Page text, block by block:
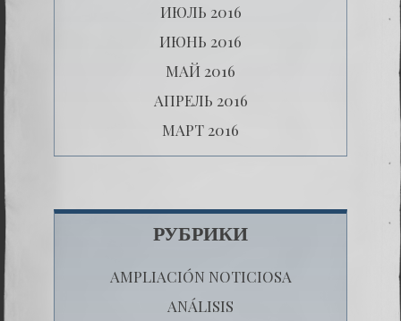
ИЮЛЬ 2016
ИЮНЬ 2016
МАЙ 2016
АПРЕЛЬ 2016
МАРТ 2016
РУБРИКИ
AMPLIACIÓN NOTICIOSA
ANÁLISIS